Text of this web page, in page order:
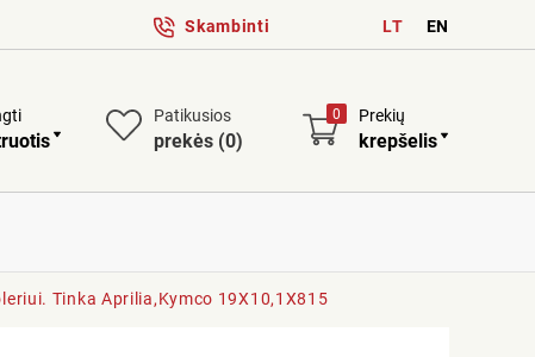
Skambinti LT EN
Patikusios
prekės (0)
0 Prekių
krepšelis
Tinka Aprilia,Kymco 19X10,1X815